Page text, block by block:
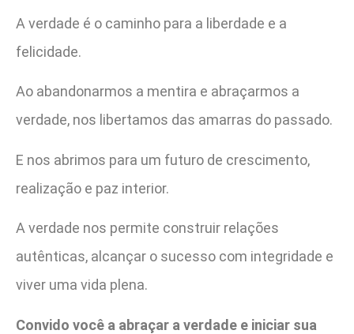
A verdade é o caminho para a liberdade e a
felicidade.
Ao abandonarmos a mentira e abraçarmos a
verdade, nos libertamos das amarras do passado.
E nos abrimos para um futuro de crescimento,
realização e paz interior.
A verdade nos permite construir relações
autênticas, alcançar o sucesso com integridade e
viver uma vida plena.
Convido você a abraçar a verdade e iniciar sua